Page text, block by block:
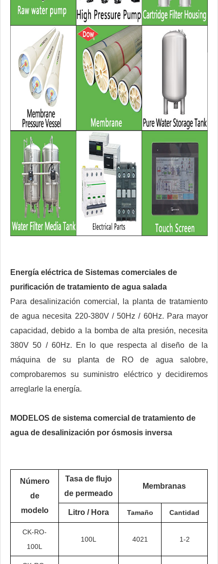
Energía eléctrica de Sistemas comerciales de
purificación de tratamiento de agua salada
Para desalinización comercial, la planta de tratamiento
de agua necesita 220-380V / 50Hz / 60Hz. Para mayor
capacidad, debido a la bomba de alta presión, necesita
380V 50 / 60Hz. En lo que respecta al diseño de la
máquina de su planta de RO de agua salobre,
comprobaremos su suministro eléctrico y decidiremos
arreglarle la energía.
MODELOS de sistema comercial de tratamiento de
agua de desalinización por ósmosis inversa
Número
de
modelo
Tasa de flujo
de permeado
Membranas
Litro / Hora Tamaño Cantidad
CK-RO-
100L
100L 4021 1-2